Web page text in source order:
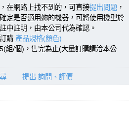
在網路上找不到的，可直接提出問題 ，
定是否適用妳的機器，可將使用機型於
中註明，由本公司代為確認。
購 產品規格(顏色)
組/個)，售完為止(大量訂購請洽本公
提出 詢問、評價